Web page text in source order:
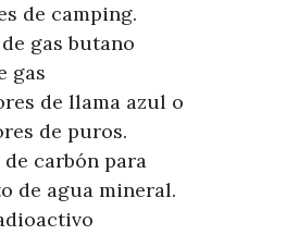
de camping.
gas butano
gas
de llama azul o
de puros.
carbón para
de agua mineral.